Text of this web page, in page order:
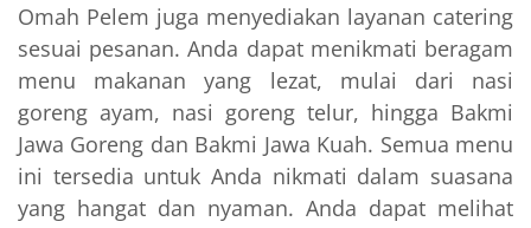
Omah Pelem juga menyediakan layanan catering
sesuai pesanan. Anda dapat menikmati beragam
menu makanan yang lezat, mulai dari nasi
goreng ayam, nasi goreng telur, hingga Bakmi
Jawa Goreng dan Bakmi Jawa Kuah. Semua menu
ini tersedia untuk Anda nikmati dalam suasana
yang hangat dan nyaman. Anda dapat melihat